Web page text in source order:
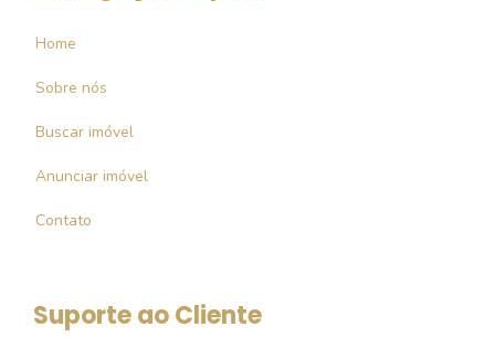
Home
Sobre nós
Buscar imóvel
Anunciar imóvel
Contato
Suporte ao Cliente